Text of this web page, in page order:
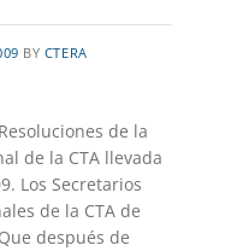
BY CTERA
de la
de la CTA llevada
Los Secretarios
de la CTA de
después de